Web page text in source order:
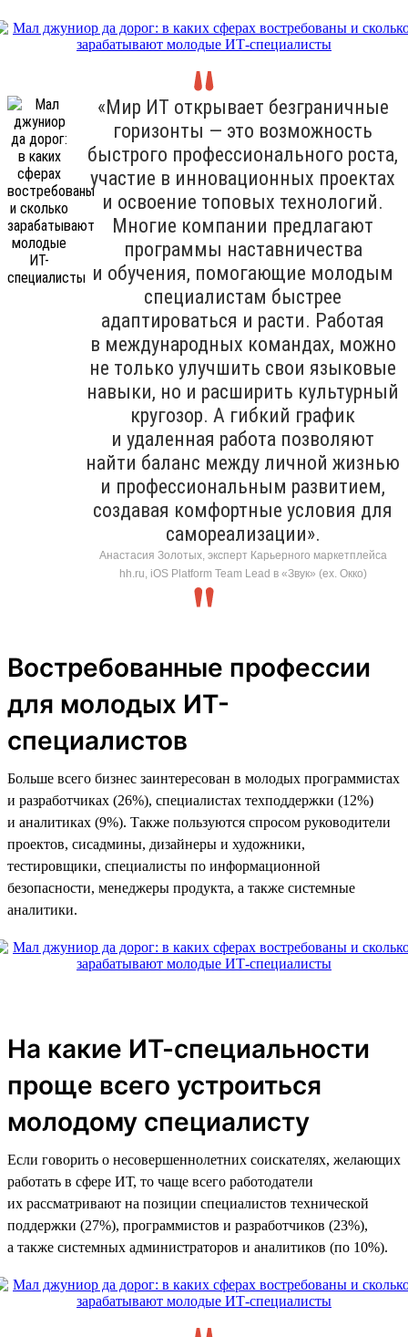
«Мир ИТ открывает безграничные
горизонты — это возможность
быстрого профессионального роста,
участие в инновационных проектах
и освоение топовых технологий.
Многие компании предлагают
программы наставничества
и обучения, помогающие молодым
специалистам быстрее
адаптироваться и расти. Работая
в международных командах, можно
не только улучшить свои языковые
навыки, но и расширить культурный
кругозор. А гибкий график
и удаленная работа позволяют
найти баланс между личной жизнью
и профессиональным развитием,
создавая комфортные условия для
самореализации».
Анастасия Золотых, эксперт Карьерного маркетплейса
hh.ru, iOS Platform Team Lead в «Звук» (ex. Окко)
Востребованные профессии
для молодых ИТ-
специалистов
Больше всего бизнес заинтересован в молодых программистах
и разработчиках (26%), специалистах техподдержки (12%)
и аналитиках (9%). Также пользуются спросом руководители
проектов, сисадмины, дизайнеры и художники,
тестировщики, специалисты по информационной
безопасности, менеджеры продукта, а также системные
аналитики.
На какие ИТ-специальности
проще всего устроиться
молодому специалисту
Если говорить о несовершеннолетних соискателях, желающих
работать в сфере ИТ, то чаще всего работодатели
их рассматривают на позиции специалистов технической
поддержки (27%), программистов и разработчиков (23%),
а также системных администраторов и аналитиков (по 10%).